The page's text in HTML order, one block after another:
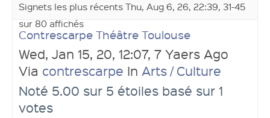
Signets les plus récents Thu, Aug 6, 26, 22:39, 31-45
sur 80 affichés
Contrescarpe Théâtre Toulouse
Wed, Jan 15, 20, 12:07, 7 Yaers Ago
Via contrescarpe In Arts / Culture
Noté 5.00 sur 5 étoiles basé sur 1
votes